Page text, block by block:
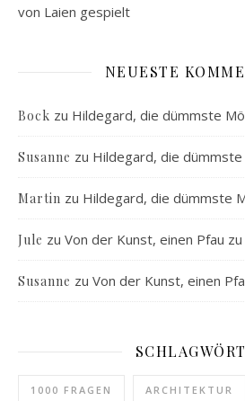
von Laien gespielt
NEUESTE
Bock zu Hildegard, die dümmste
Susanne zu Hildegard, die
Martin zu Hildegard, die dümmste
Jule zu Von der Kunst, einen Pfau
Susanne zu Von der Kunst, einen
1000 FRAGEN ARCHITEKTUR